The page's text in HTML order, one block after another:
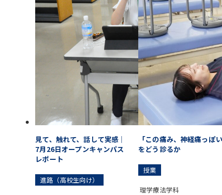
見て、触れて、話して実感｜
7月26日オープンキャンパス
レポート
進路（高校生向け）
「この痛み、神経痛っぽ
をどう診るか
授業
理学療法学科